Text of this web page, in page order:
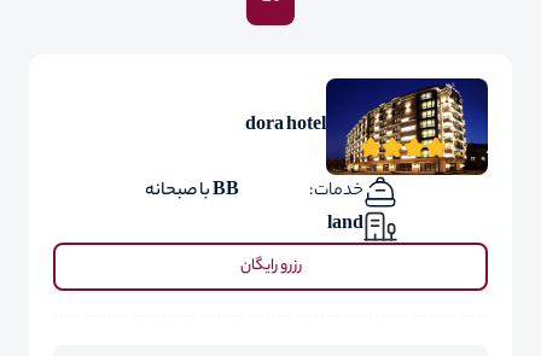
dora hotel
خدمات:
BB با صبحانه
land
رزرو رایگان